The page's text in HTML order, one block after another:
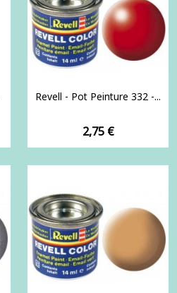
Revell - Pot Peinture 332 -...
Prix
2,75 €